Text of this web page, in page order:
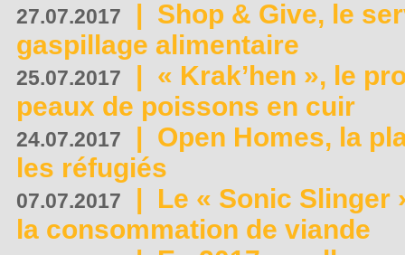
27.07.2017 | Shop & Give, le
gaspillage alimentaire
25.07.2017 | « Krak’hen », le
peaux de poissons en cuir
24.07.2017 | Open Homes, la
les réfugiés
07.07.2017 | Le « Sonic Slinger
la consommation de viande